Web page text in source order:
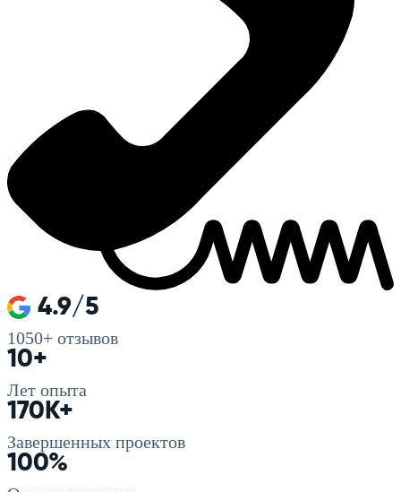
4.9/5
1050+ отзывов
10+
Лет опыта
170K+
Завершенных проектов
100%